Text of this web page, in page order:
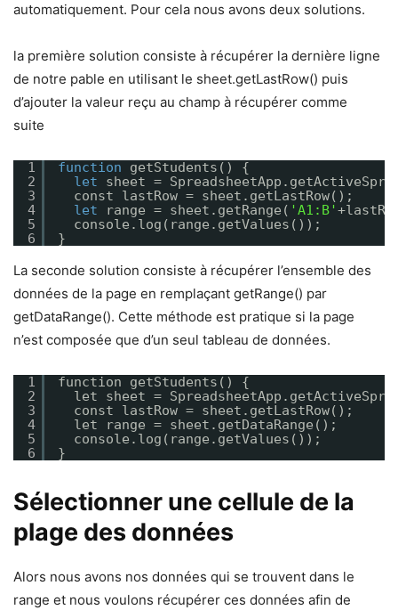
automatiquement. Pour cela nous avons deux solutions.
la première solution consiste à récupérer la dernière ligne
de notre pable en utilisant le sheet.getLastRow() puis
d’ajouter la valeur reçu au champ à récupérer comme
suite
1
2
3
4
5
6
function
getStudents() {
let
sheet =
const lastRow = sheet.getLastRow();
let
range = sheet.getRange( 'A1:B'
console.log(range.getValues());
}
La seconde solution consiste à récupérer l’ensemble des
données de la page en remplaçant getRange() par
getDataRange(). Cette méthode est pratique si la page
n’est composée que d’un seul tableau de données.
1
2
3
4
5
6
function getStudents() {
let sheet =
const lastRow = sheet.getLastRow();
let range = sheet.getDataRange();
console.log(range.getValues());
}
Sélectionner une cellule de la
plage des données
Alors nous avons nos données qui se trouvent dans le
range et nous voulons récupérer ces données afin de